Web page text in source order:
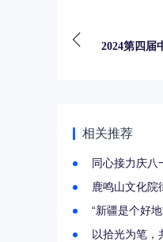
2024第四届
相关推荐
同心接力庆八
鹿鸣山文化院
“新疆是个好
以拾光为笔